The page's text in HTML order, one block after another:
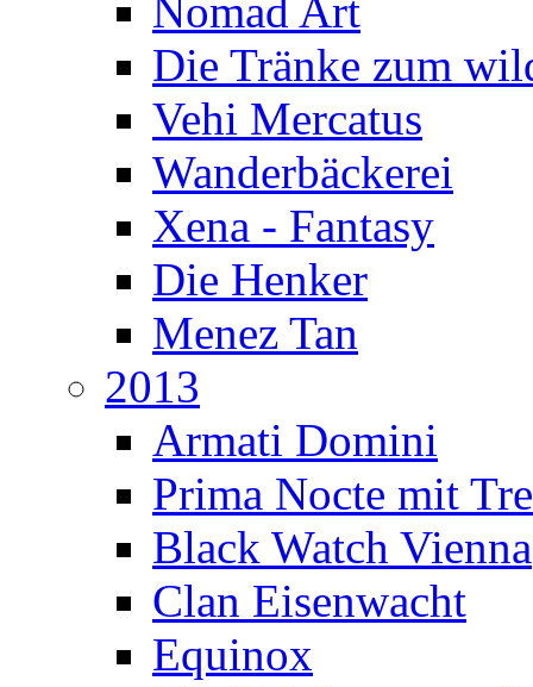
Nomad Art
Die Tränke zum
Vehi Mercatus
Wanderbäckerei
Xena - Fantasy
Die Henker
Menez Tan
2013
Armati Domini
Prima Nocte mit
Black Watch Vienna
Clan Eisenwacht
Equinox